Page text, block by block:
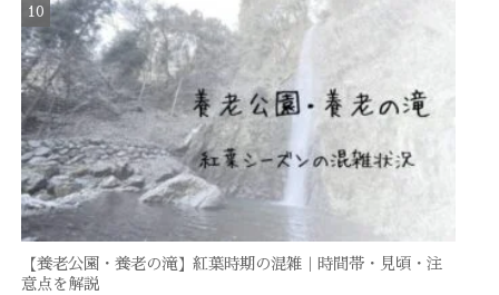
【養老公園・養老の滝】紅葉時期の混雑｜時間帯・見頃・注
意点を解説